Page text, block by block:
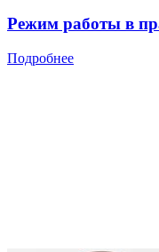
Режим работы в
Подробнее